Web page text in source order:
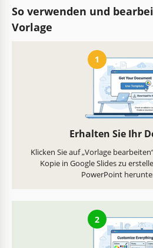
So verwenden und
Vorlage
1
Erhalten Sie Ihr
Klicken Sie auf „Vorlage
Kopie in Google Slides zu
PowerPoint
2